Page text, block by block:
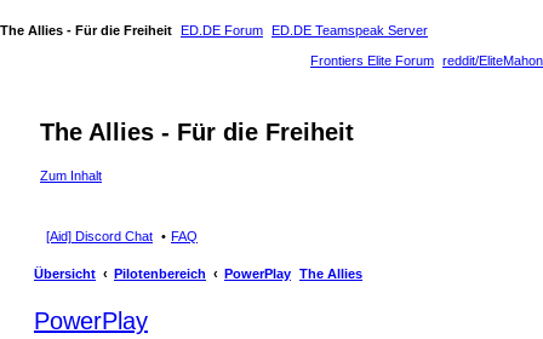
The Allies - Für die Freiheit ED.DE Forum ED.DE Teamspeak Server
reddit/EliteMahon
Frontiers Elite Forum
The Allies - Für die Freiheit
Zum Inhalt
[Aid] Discord Chat FAQ
Übersicht Pilotenbereich PowerPlay The Allies
PowerPlay